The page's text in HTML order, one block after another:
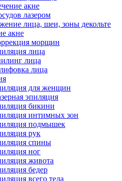
акне
лазером
лица, шеи, зоны декольте
акне
морщин
лица
лица
лица
для женщин
эпиляция
бикини
интимных зон
подмышек
рук
спины
ног
живота
бедер
всего тела